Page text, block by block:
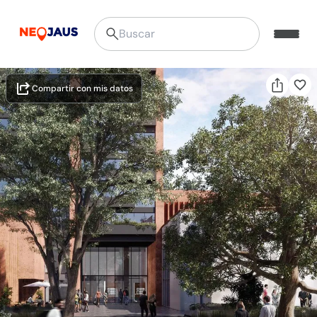
Compartir con mis datos